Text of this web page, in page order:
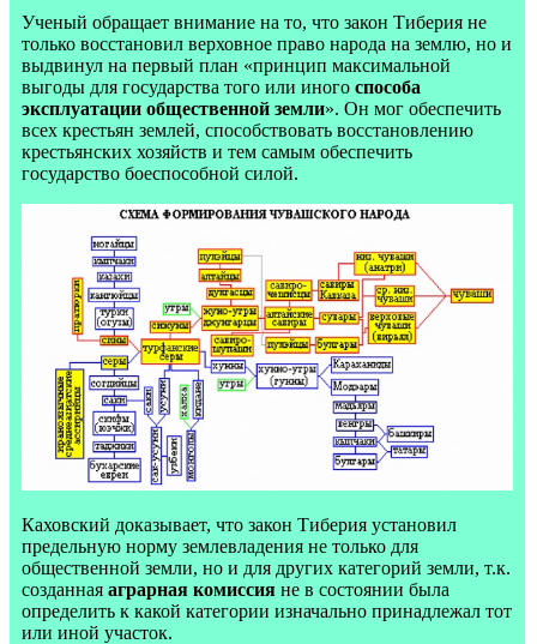
Ученый обращает внимание на то, что закон Тиберия не
только восстановил верховное право народа на землю, но и
выдвинул на первый план «принцип максимальной
выгоды для государства того или иного способа
эксплуатации общественной земли». Он мог обеспечить
всех крестьян землей, способствовать восстановлению
крестьянских хозяйств и тем самым обеспечить
государство боеспособной силой.
Каховский доказывает, что закон Тиберия установил
предельную норму землевладения не только для
общественной земли, но и для других категорий земли, т.к.
созданная аграрная комиссия не в состоянии была
определить к какой категории изначально принадлежал тот
или иной участок.